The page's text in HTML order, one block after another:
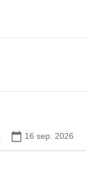
Startdatum
16 sep. 2026